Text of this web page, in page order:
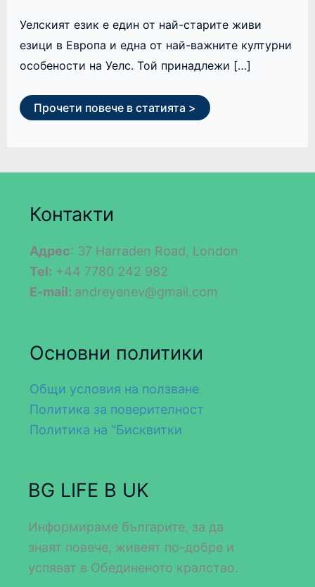
Уелският език е един от най-старите живи
езици в Европа и една от най-важните културни
особености на Уелс. Той принадлежи […]
Прочети повече в статията >
Контакти
Адрес: 37 Harraden Road, London
Tel: +44 7780 242 982
E-mail: andreyenev@gmail.com
Основни политики
Общи условия на ползване
Политика за поверителност
Политика на "Бисквитки
BG LIFE В UK
Информираме българите, за да
знаят повече, живеят по-добре и
успяват в Обединеното кралство.